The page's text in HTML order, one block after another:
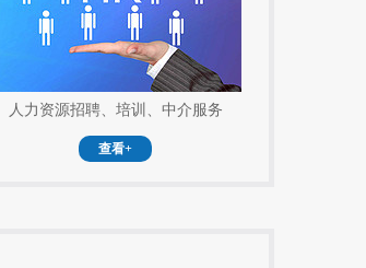
人力资源招聘、培训、中介服务
查看+